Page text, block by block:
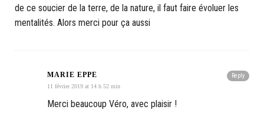
de ce soucier de la terre, de la nature, il faut faire évoluer les
mentalités. Alors merci pour ça aussi
Reply
MARIE EPPE
11 février 2019 at 14 h 52 min
Merci beaucoup Véro, avec plaisir !